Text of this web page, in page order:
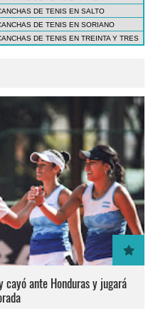
DE TENIS EN SALTO
DE TENIS EN SORIANO
DE TENIS EN TREINTA Y TRES
ante Honduras y jugará